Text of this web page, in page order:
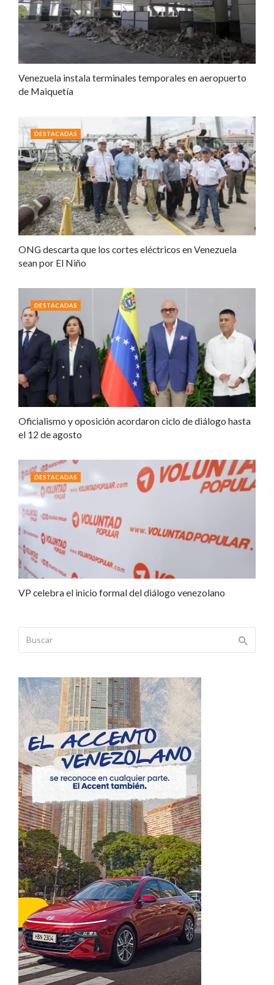
Venezuela instala terminales temporales en aeropuerto
de Maiquetía
ONG descarta que los cortes eléctricos en Venezuela
sean por El Niño
DESTACADAS
Oficialismo y oposición acordaron ciclo de diálogo hasta
el 12 de agosto
DESTACADAS
VP celebra el inicio formal del diálogo venezolano
DESTACADAS